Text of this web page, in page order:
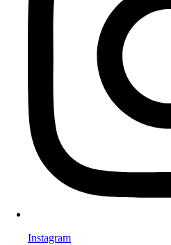
Instagram